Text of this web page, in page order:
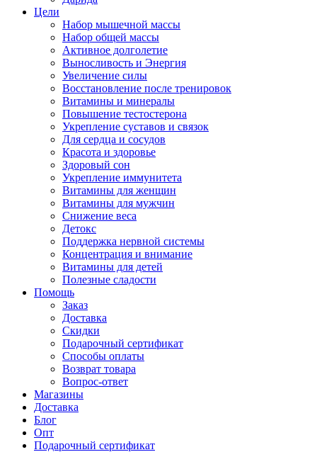
Цели
Набор мышечной массы
Набор общей массы
Активное долголетие
Выносливость и Энергия
Увеличение силы
Восстановление после тренировок
Витамины и минералы
Повышение тестостерона
Укрепление суставов и связок
Для сердца и сосудов
Красота и здоровье
Здоровый сон
Укрепление иммунитета
Витамины для женщин
Витамины для мужчин
Снижение веса
Детокс
Поддержка нервной системы
Концентрация и внимание
Витамины для детей
Полезные сладости
Помощь
Заказ
Доставка
Скидки
Подарочный сертификат
Способы оплаты
Возврат товара
Вопрос-ответ
Магазины
Доставка
Блог
Опт
Подарочный сертификат